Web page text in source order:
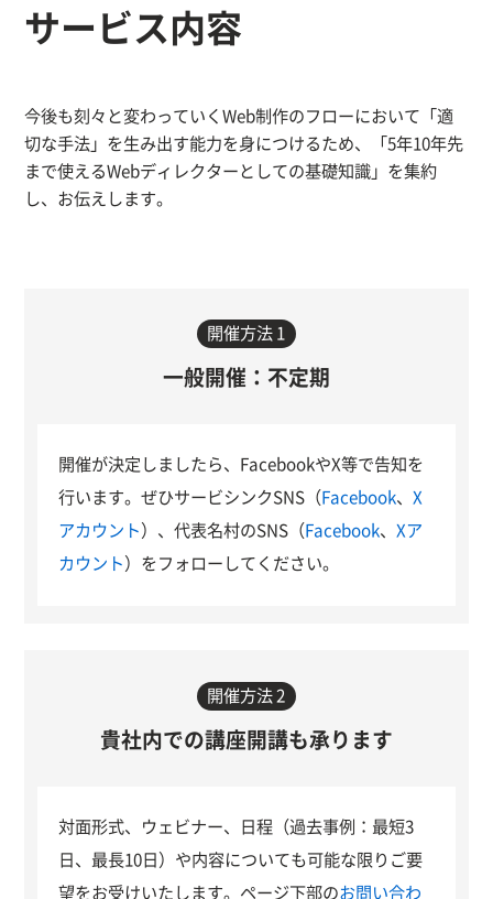
サービス内容
今後も刻々と変わっていくWeb制作のフローにおいて「適
切な手法」を生み出す能力を身につけるため、「5年10年先
まで使えるWebディレクターとしての基礎知識」を集約
し、お伝えします。
開催方法 1
一般開催：不定期
開催が決定しましたら、FacebookやX等で告知を
行います。ぜひサービシンクSNS（ Facebook、X
アカウント ）、代表名村のSNS（ Facebook、Xア
カウント ）をフォローしてください。
開催方法 2
貴社内での講座開講も承ります
対面形式、ウェビナー、日程（過去事例：最短3
日、最長10日）や内容についても可能な限りご要
望をお受けいたします。ページ下部のお問い合わ